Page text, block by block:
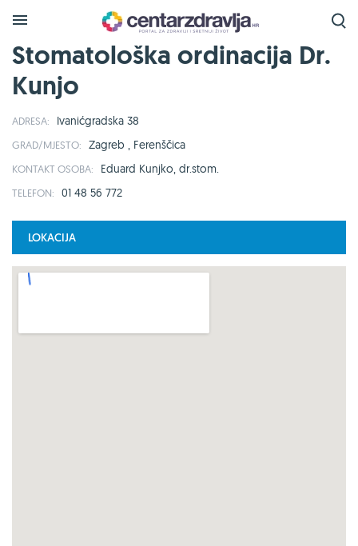
Stomatološka ordinacija Dr.
Kunjo
ADRESA: Ivanićgradska 38
GRAD/MJESTO: Zagreb , Ferenščica
KONTAKT OSOBA: Eduard Kunjko, dr.stom.
TELEFON: 01 48 56 772
LOKACIJA